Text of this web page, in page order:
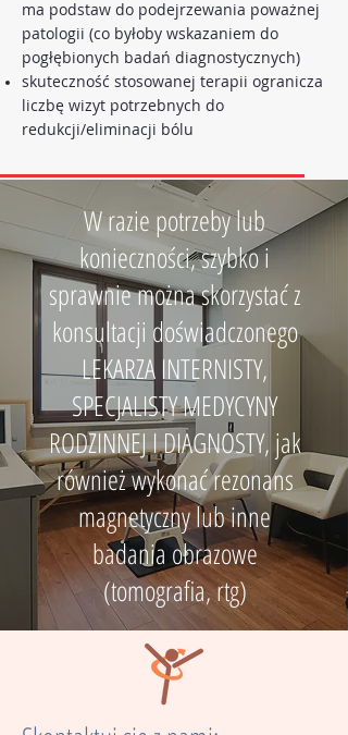
ma podstaw do podejrzewania poważnej
patologii (co byłoby wskazaniem do
pogłębionych badań diagnostycznych)
skuteczność stosowanej terapii ogranicza
liczbę wizyt potrzebnych do
redukcji/eliminacji bólu
W razie potrzeby lub
konieczności, szybko i
sprawnie można skorzystać z
konsultacji doświadczonego
LEKARZA INTERNISTY,
SPECJALISTY MEDYCYNY
RODZINNEJ I DIAGNOSTY, jak
również wykonać rezonans
magnetyczny lub inne
badania obrazowe
(tomografia, rtg)